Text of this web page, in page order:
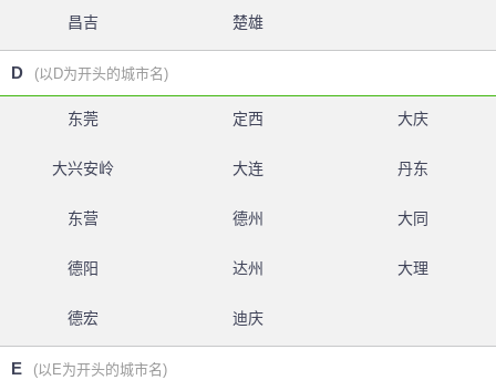
昌吉 楚雄
D (以D为开头的城市名)
东莞 定西 大庆
大兴安岭 大连 丹东
东营 德州 大同
德阳 达州 大理
德宏 迪庆
E (以E为开头的城市名)